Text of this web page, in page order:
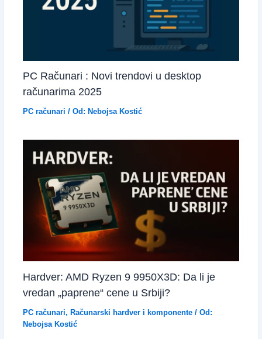
PC Računari : Novi trendovi u desktop
računarima 2025
PC računari / Od: Nebojsa Kostić
Hardver: AMD Ryzen 9 9950X3D: Da li je
vredan „paprene“ cene u Srbiji?
PC računari, Računarski hardver i komponente/ Od:
Nebojsa Kostić